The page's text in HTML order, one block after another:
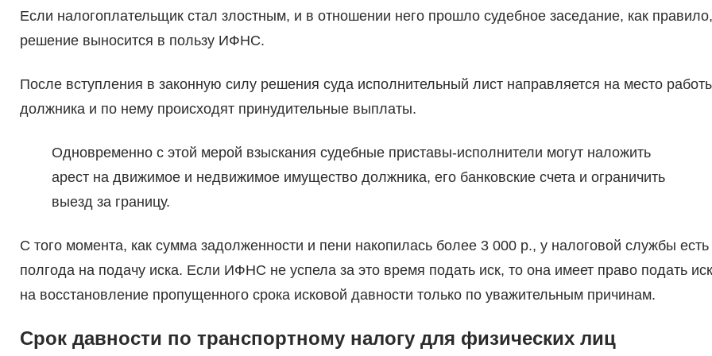
Если налогоплательщик стал злостным, и в отношении него прошло судебное заседание, как правило,
решение выносится в пользу ИФНС.
После вступления в законную силу решения суда исполнительный лист направляется на место
должника и по нему происходят принудительные выплаты.
Одновременно с этой мерой взыскания судебные приставы-исполнители могут наложить
арест на движимое и недвижимое имущество должника, его банковские счета и ограничить
выезд за границу.
С того момента, как сумма задолженности и пени накопилась более 3 000 р., у налоговой службы есть
полгода на подачу иска. Если ИФНС не успела за это время подать иск, то она имеет право подать иск
на восстановление пропущенного срока исковой давности только по уважительным причинам.
Срок давности по транспортному налогу для физических лиц